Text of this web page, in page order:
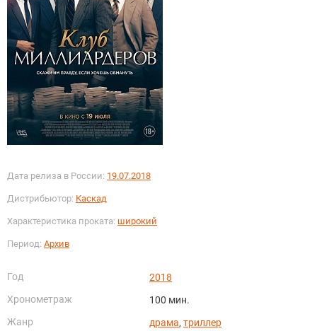
Дата релиза в России: 19.07.2018
Дистрибьютор: Каскад
Характеристика проката: широкий
Период: Архив
Год
2018
Хронометраж
100 мин.
Жанр
драма,триллер